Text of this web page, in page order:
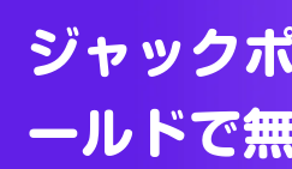
エリー
GASH/
ジャック
ールドで